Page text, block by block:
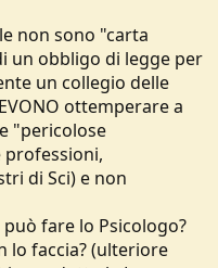
non sono "carta
un obbligo di legge per
un collegio delle
ottemperare a
"pericolose
di Sci) e non
fare lo Psicologo?
lo faccia? (ulteriore